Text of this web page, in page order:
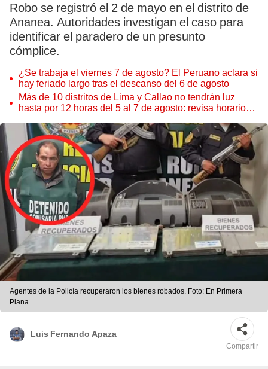
Robo se registró el 2 de mayo en el distrito de
Ananea. Autoridades investigan el caso para
identificar el paradero de un presunto
cómplice.
¿Se trabaja el viernes 7 de agosto? El Peruano aclara si
hay feriado largo tras el descanso del 6 de agosto
Más de 10 distritos de Lima y Callao no tendrán luz
hasta por 12 horas del 5 al 7 de agosto: revisa horarios y
Agentes de la Policía recuperaron los bienes robados. Foto: En Primera
Plana
Luis Fernando Apaza
Compartir